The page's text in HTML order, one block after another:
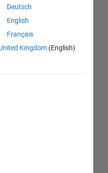
Deutsch
English
Français
Kingdom(English)